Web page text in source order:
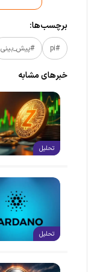
برچسب‌ها:
#pi #پیش_بینی
خبر‌های مشابه
تحلیل
تحلیل